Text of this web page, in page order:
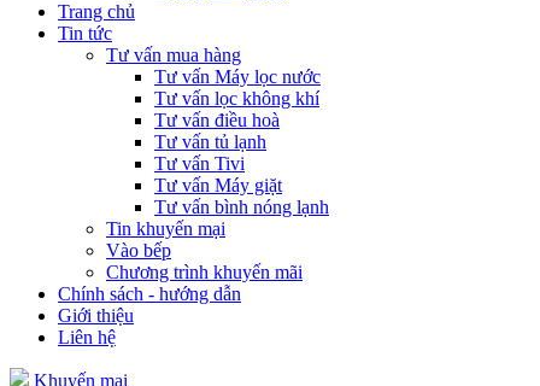
Trang chủ
Tin tức
Tư vấn mua hàng
Tư vấn Máy lọc nước
Tư vấn lọc không khí
Tư vấn điều hoà
Tư vấn tủ lạnh
Tư vấn Tivi
Tư vấn Máy giặt
Tư vấn bình nóng lạnh
Tin khuyến mại
Vào bếp
Chương trình khuyến mãi
Chính sách - hướng dẫn
Giới thiệu
Liên hệ
Khuyến mại